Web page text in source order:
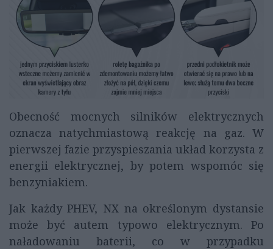
Obecność mocnych silników elektrycznych
oznacza natychmiastową reakcję na gaz. W
pierwszej fazie przyspieszania układ korzysta z
energii elektrycznej, by potem wspomóc się
benzyniakiem.
Jak każdy PHEV, NX na określonym dystansie
może być autem typowo elektrycznym. Po
naładowaniu baterii, co w przypadku